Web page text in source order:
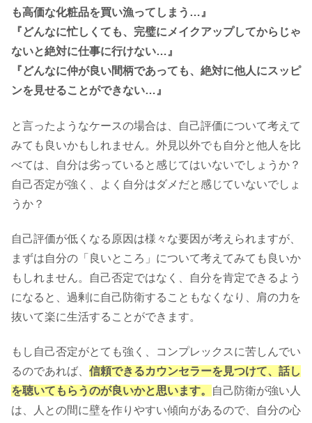
も高価な化粧品を買い漁ってしまう…』
『どんなに忙しくても、完璧にメイクアップしてからじゃ
ないと絶対に仕事に行けない…』
『どんなに仲が良い間柄であっても、絶対に他人にスッピ
ンを見せることができない…』
と言ったようなケースの場合は、自己評価について考えて
みても良いかもしれません。外見以外でも自分と他人を比
べては、自分は劣っていると感じてはいないでしょうか？
自己否定が強く、よく自分はダメだと感じていないでしょ
うか？
自己評価が低くなる原因は様々な要因が考えられますが、
まずは自分の「良いところ」について考えてみても良いか
もしれません。自己否定ではなく、自分を肯定できるよう
になると、過剰に自己防衛することもなくなり、肩の力を
抜いて楽に生活することができます。
もし自己否定がとても強く、コンプレックスに苦しんでい
るのであれば、 信頼できるカウンセラーを見つけて、話し
を聴いてもらうのが良いかと思います。
自己防衛が強い人
は、人との間に壁を作りやすい傾向があるので、自分の心